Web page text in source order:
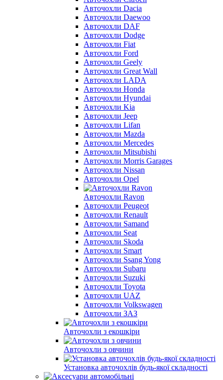
Авточохли Dacia
Авточохли Daewoo
Авточохли DAF
Авточохли Dodge
Авточохли Fiat
Авточохли Ford
Авточохли Geely
Авточохли Great Wall
Авточохли LADA
Авточохли Honda
Авточохли Hyundai
Авточохли Kia
Авточохли Jeep
Авточохли Lifan
Авточохли Mazda
Авточохли Mercedes
Авточохли Mitsubishi
Авточохли Morris Garages
Авточохли Nissan
Авточохли Opel
Авточохли Ravon
Авточохли Peugeot
Авточохли Renault
Авточохли Samand
Авточохли Seat
Авточохли Skoda
Авточохли Smart
Авточохли Ssang Yong
Авточохли Subaru
Авточохли Suzuki
Авточохли Toyota
Авточохли UAZ
Авточохли Volkswagen
Авточохли ЗАЗ
Авточохли з екошкіри
Авточохли з овчини
Установка авточохлів будь-якої складності